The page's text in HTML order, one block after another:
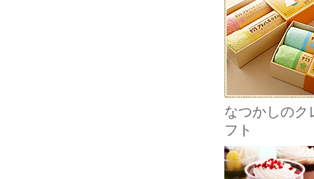
なつかしのク
フト